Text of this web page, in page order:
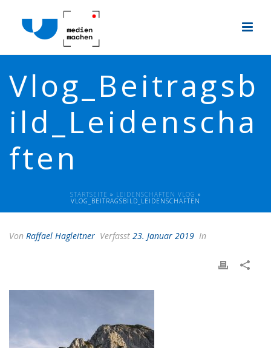
Vlog_Beitragsb
ild_Leidenscha
ften
STARTSEITE » LEIDENSCHAFTEN VLOG »
VLOG_BEITRAGSBILD_LEIDENSCHAFTEN
Von Raffael Hagleitner Verfasst 23. Januar 2019 In